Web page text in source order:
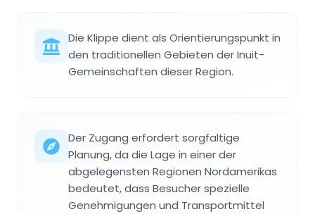
Die Klippe dient als Orientierungspunkt in
den traditionellen Gebieten der Inuit-
Gemeinschaften dieser Region.
Der Zugang erfordert sorgfaltige
Planung, da die Lage in einer der
abgelegensten Regionen Nordamerikas
bedeutet, dass Besucher spezielle
Genehmigungen und Transportmittel